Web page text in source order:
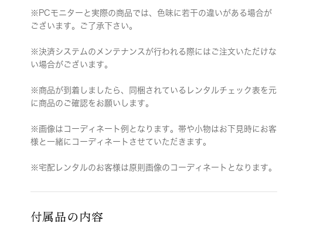
※PCモニターと実際の商品では、色味に若干の違いがある場合が
ございます。ご了承下さい。
※決済システムのメンテナンスが行われる際にはご注文いただけな
い場合がございます。
※商品が到着しましたら、同梱されているレンタルチェック表を元
に商品のご確認をお願いします。
※画像はコーディネート例となります。帯や小物はお下見時にお客
様と一緒にコーディネートさせていただきます。
※宅配レンタルのお客様は原則画像のコーディネートとなります。
付属品の内容